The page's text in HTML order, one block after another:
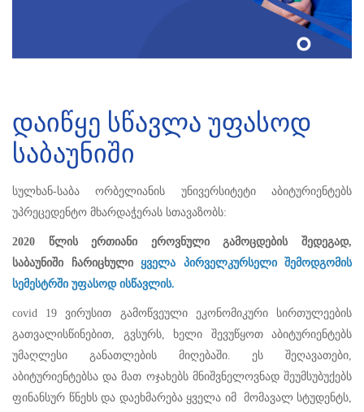
დაიწყე სწავლა უფასოდ
საბაუნიში
სულხან-საბა ორბელიანის უნივერსიტეტი აბიტურიენტებს
უპრეცედენტო მხარდაჭერას სთავაზობს:
2020 წლის ერთიანი ეროვნული გამოცდების შედეგად,
საბაუნიში ჩარიცხული ყველა პირველკურსელი შემოდგომის
სემესტრში უფასოდ ისწავლის.
covid 19 ვირუსით გამოწვეული ეკონომიკური სირთულეების
გათვალისწინებით, გვსურს, ხელი შევუწყოთ აბიტურიენტებს
უმაღლესი განათლების მიღებაში. ეს შეღავათები,
აბიტურიენტებსა და მათ ოჯახებს მნიშვნელოვნად შეუმსუბუქებს
ფინანსურ წნეხს და დაეხმარება ყველა იმ მომავალ სტუდენტს,